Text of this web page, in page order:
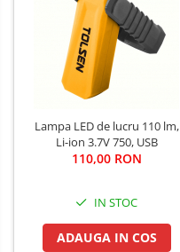
Lampa LED de lucru 110 lm,
Li-ion 3.7V 750, USB
110,00 RON
IN STOC
ADAUGA IN COS